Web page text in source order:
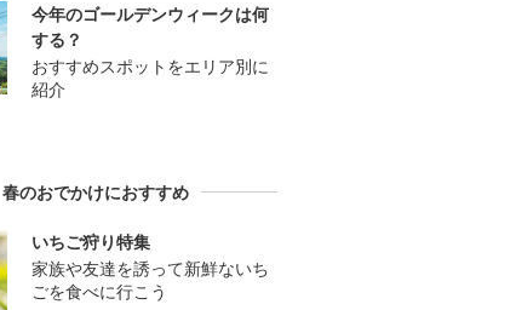
今年のゴールデンウィークは何
する？
おすすめスポットをエリア別に
紹介
春のおでかけにおすすめ
いちご狩り特集
家族や友達を誘って新鮮ないち
ごを食べに行こう